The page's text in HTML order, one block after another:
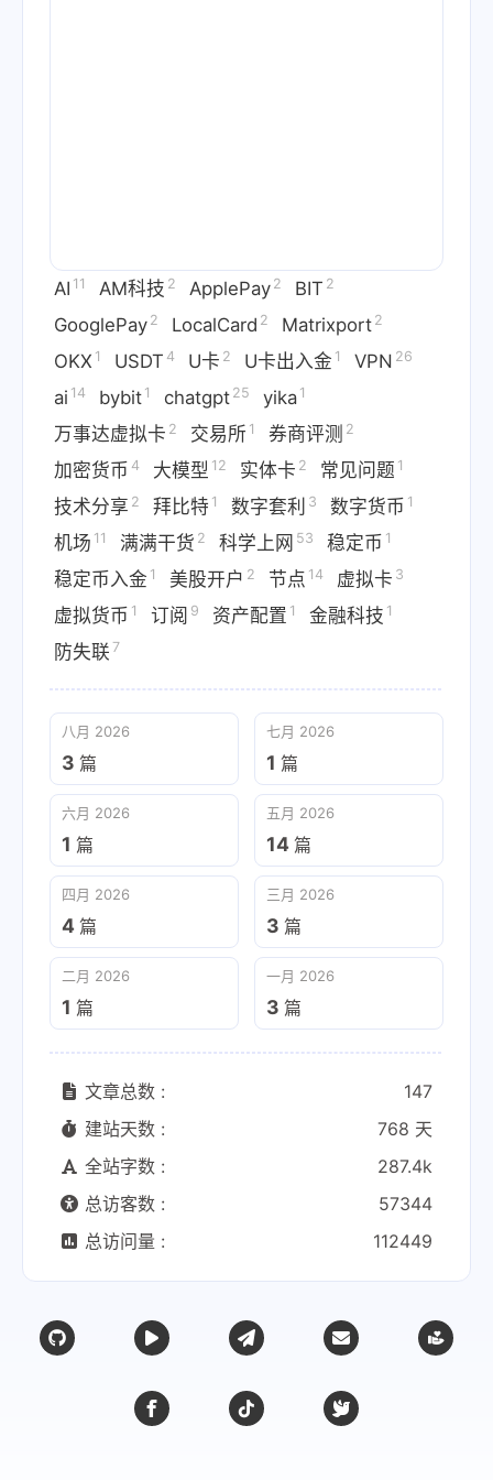
AI 11 AM科技 2 ApplePay 2 BIT 2
GooglePay 2 LocalCard 2 Matrixport 2
OKX 1 USDT 4 U卡 2 U卡出入金 1 VPN 26
ai 14 bybit 1 chatgpt 25 yika 1
万事达虚拟卡 2 交易所 1 券商评测 2
加密货币 4 大模型 12 实体卡 2 常见问题 1
技术分享 2 拜比特 1 数字套利 3 数字货币 1
机场 11 满满干货 2 科学上网 53 稳定币 1
稳定币入金 1 美股开户 2 节点 14 虚拟卡 3
虚拟货币 1 订阅 9 资产配置 1 金融科技 1
防失联 7
八月 2026
3 篇
七月 2026
1 篇
六月 2026
1 篇
五月 2026
14 篇
四月 2026
4 篇
三月 2026
3 篇
二月 2026
1 篇
一月 2026
3 篇
文章总数 :
147
建站天数 :
768 天
全站字数 :
287.4k
总访客数 :
57344
总访问量 :
112449